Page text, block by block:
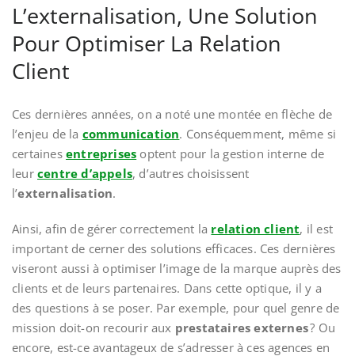
L’externalisation, Une Solution
Pour Optimiser La Relation
Client
Ces dernières années, on a noté une montée en flèche de
l’enjeu de la communication. Conséquemment, même si
certaines entreprises optent pour la gestion interne de
leur centre d’appels, d’autres choisissent
l’externalisation.
Ainsi, afin de gérer correctement la relation client, il est
important de cerner des solutions efficaces. Ces dernières
viseront aussi à optimiser l’image de la marque auprès des
clients et de leurs partenaires. Dans cette optique, il y a
des questions à se poser. Par exemple, pour quel genre de
mission doit-on recourir aux prestataires externes? Ou
encore, est-ce avantageux de s’adresser à ces agences en